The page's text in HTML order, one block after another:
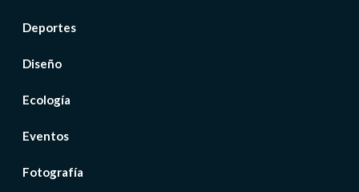
Deportes
Diseño
Ecología
Eventos
Fotografía